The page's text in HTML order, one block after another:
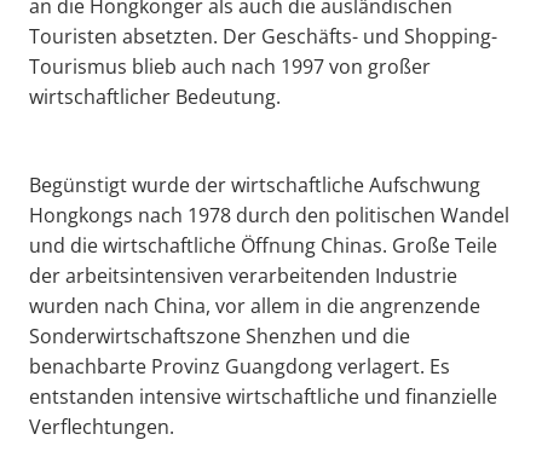
an die Hongkonger als auch die ausländischen
Touristen absetzten. Der Geschäfts- und Shopping-
Tourismus blieb auch nach 1997 von großer
wirtschaftlicher Bedeutung.
Begünstigt wurde der wirtschaftliche Aufschwung
Hongkongs nach 1978 durch den politischen Wandel
und die wirtschaftliche Öffnung Chinas. Große Teile
der arbeitsintensiven verarbeitenden Industrie
wurden nach China, vor allem in die angrenzende
Sonderwirtschaftszone Shenzhen und die
benachbarte Provinz Guangdong verlagert. Es
entstanden intensive wirtschaftliche und finanzielle
Verflechtungen.